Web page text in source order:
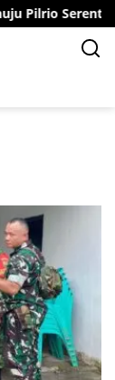
Serentak